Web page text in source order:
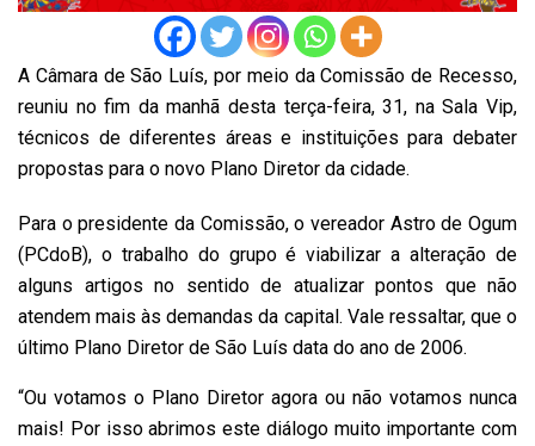
A Câmara de São Luís, por meio da Comissão de Recesso,
reuniu no fim da manhã desta terça-feira, 31, na Sala Vip,
técnicos de diferentes áreas e instituições para debater
propostas para o novo Plano Diretor da cidade.
Para o presidente da Comissão, o vereador Astro de Ogum
(PCdoB), o trabalho do grupo é viabilizar a alteração de
alguns artigos no sentido de atualizar pontos que não
atendem mais às demandas da capital. Vale ressaltar, que o
último Plano Diretor de São Luís data do ano de 2006.
“Ou votamos o Plano Diretor agora ou não votamos nunca
mais! Por isso abrimos este diálogo muito importante com